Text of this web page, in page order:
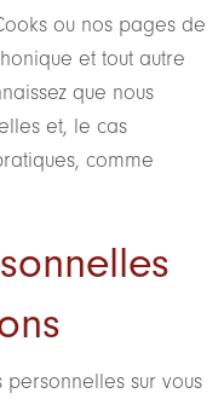
ou nos pages de
et tout autre
que nous
et, le cas
comme
sur vous